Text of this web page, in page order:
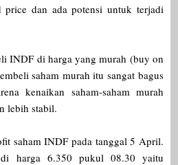
price dan ada potensi untuk terjadi
INDF di harga yang murah (buy on
saham murah itu sangat bagus
kenaikan saham-saham murah
lebih stabil.
saham INDF pada tanggal 5 April.
harga 6.350 pukul 08.30 yaitu